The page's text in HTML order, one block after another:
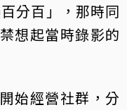
分百」，那時同
想起當時錄影的
始經營社群，分